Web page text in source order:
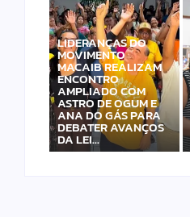
LIDERANÇAS DO
MOVIMENTO
MACAIB REALIZAM
ENCONTRO
AMPLIADO COM
ASTRO DE OGUM E
ANA DO GÁS PARA
DEBATER AVANÇOS
DA LEI…